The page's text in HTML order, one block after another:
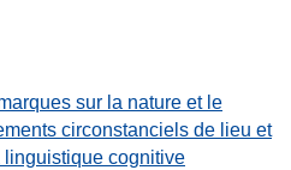
sur la nature et le
circonstanciels de lieu et
cognitive